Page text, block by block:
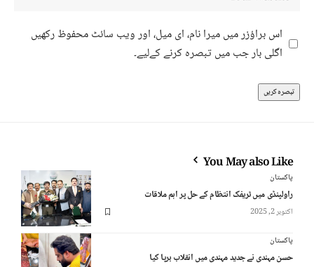
اس براؤزر میں میرا نام، ای میل، اور ویب سائٹ محفوظ رکھیں
اگلی بار جب میں تبصرہ کرنے کےلیے۔
You May also Like
پاکستان
راولپنڈی میں ٹریفک انتظام کے حل پر اہم ملاقات
اکتوبر 2, 2025
پاکستان
حسن مہندی نے جدید مہندی میں انقلاب برپا کیا